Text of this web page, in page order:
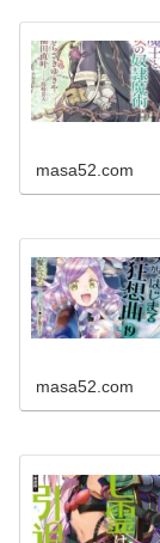
masa52.com
masa52.com